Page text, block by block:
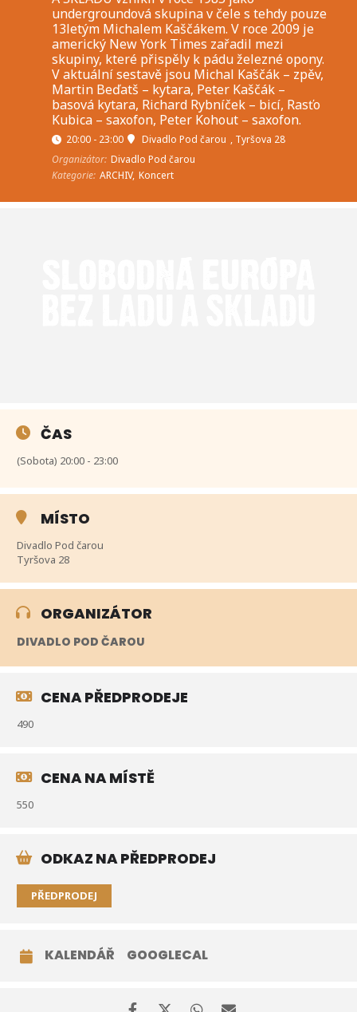
undergroundová skupina v čele s tehdy pouze
13letým Michalem Kaščákem. V roce 2009 je
americký New York Times zařadil mezi
skupiny, které přispěly k pádu železné opony.
V aktuální sestavě jsou Michal Kaščák – zpěv,
Martin Beďatš – kytara, Peter Kaščák –
basová kytara, Richard Rybníček – bicí, Rasťo
Kubica – saxofon, Peter Kohout – saxofon.
20:00 - 23:00 Divadlo Pod čarou , Tyršova 28
Organizátor: Divadlo Pod čarou
Kategorie: ARCHIV, Koncert
ČAS
(Sobota) 20:00 - 23:00
MÍSTO
Divadlo Pod čarou
Tyršova 28
ORGANIZÁTOR
DIVADLO POD ČAROU
CENA PŘEDPRODEJE
490
CENA NA MÍSTĚ
550
ODKAZ NA PŘEDPRODEJ
PŘEDPRODEJ
KALENDÁŘ GOOGLECAL